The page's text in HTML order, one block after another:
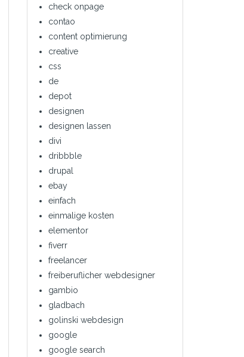
check onpage
contao
content optimierung
creative
css
de
depot
designen
designen lassen
divi
dribbble
drupal
ebay
einfach
einmalige kosten
elementor
fiverr
freelancer
freiberuflicher webdesigner
gambio
gladbach
golinski webdesign
google
google search